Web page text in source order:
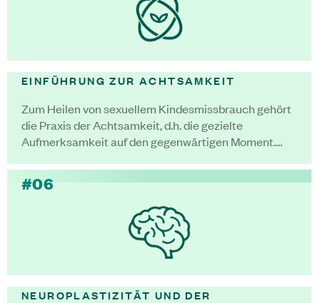
EINFÜHRUNG ZUR ACHTSAMKEIT
Zum Heilen von sexuellem Kindesmissbrauch gehört
die Praxis der Achtsamkeit, d.h. die gezielte
Aufmerksamkeit auf den gegenwärtigen Moment.…
#06
NEUROPLASTIZITÄT UND DER